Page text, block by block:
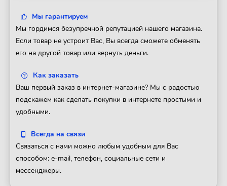
Мы гарантируем
Мы гордимся безупречной репутацией нашего магазина.
Если товар не устроит Вас, Вы всегда сможете обменять
его на другой товар или вернуть деньги.
Как заказать
Ваш первый заказ в интернет-магазине? Мы с радостью
подскажем как сделать покупки в интернете простыми и
удобными.
Всегда на связи
Связаться с нами можно любым удобным для Вас
способом: e-mail, телефон, социальные сети и
мессенджеры.